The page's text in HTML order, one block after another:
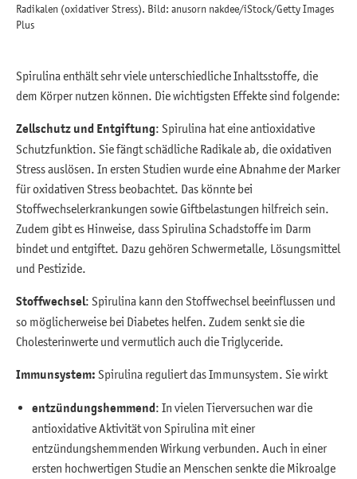
Radikalen (oxidativer Stress). Bild: anusorn nakdee/iStock/Getty Images
Plus
Spirulina enthält sehr viele unterschiedliche Inhaltsstoffe, die
dem Körper nutzen können. Die wichtigsten Effekte sind folgende:
Zellschutz und Entgiftung: Spirulina hat eine antioxidative
Schutzfunktion. Sie fängt schädliche Radikale ab, die oxidativen
Stress auslösen. In ersten Studien wurde eine Abnahme der Marker
für oxidativen Stress beobachtet. Das könnte bei
Stoffwechselerkrankungen sowie Giftbelastungen hilfreich sein.
Zudem gibt es Hinweise, dass Spirulina Schadstoffe im Darm
bindet und entgiftet. Dazu gehören Schwermetalle, Lösungsmittel
und Pestizide.
Stoffwechsel: Spirulina kann den Stoffwechsel beeinflussen und
so möglicherweise bei Diabetes helfen. Zudem senkt sie die
Cholesterinwerte und vermutlich auch die Triglyceride.
Immunsystem: Spirulina reguliert das Immunsystem. Sie wirkt
entzündungshemmend: In vielen Tierversuchen war die
antioxidative Aktivität von Spirulina mit einer
entzündungshemmenden Wirkung verbunden. Auch in einer
ersten hochwertigen Studie an Menschen senkte die Mikroalge